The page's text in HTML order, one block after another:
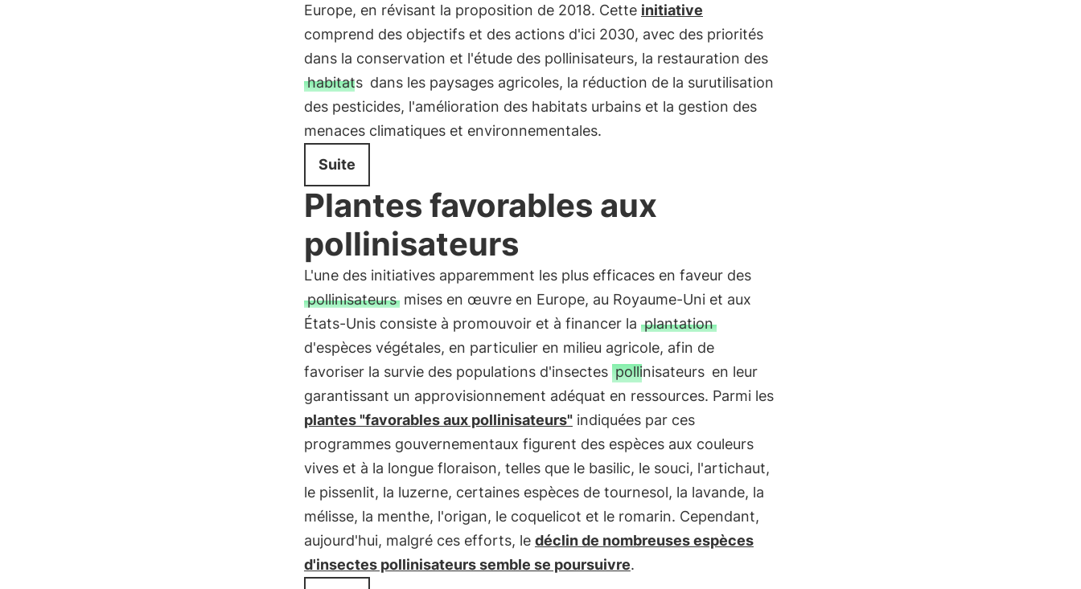
Europe, en révisant la proposition de 2018. Cette initiative
comprend des objectifs et des actions d'ici 2030, avec des priorités
dans la conservation et l'étude des pollinisateurs, la restauration des
habitats dans les paysages agricoles, la réduction de la surutilisation
des pesticides, l'amélioration des habitats urbains et la gestion des
menaces climatiques et environnementales.
Suite
Plantes favorables aux
pollinisateurs
L'une des initiatives apparemment les plus efficaces en faveur des
pollinisateursmises en œuvre en Europe, au Royaume-Uni et aux
États-Unis consiste à promouvoir et à financer la plantation
d'espèces végétales, en particulier en milieu agricole, afin de
favoriser la survie des populations d'insectes pollinisateurs en leur
garantissant un approvisionnement adéquat en ressources. Parmi les
plantes "favorables aux pollinisateurs"indiquées par ces
programmes gouvernementaux figurent des espèces aux couleurs
vives et à la longue floraison, telles que le basilic, le souci, l'artichaut,
le pissenlit, la luzerne, certaines espèces de tournesol, la lavande, la
mélisse, la menthe, l'origan, le coquelicot et le romarin. Cependant,
aujourd'hui, malgré ces efforts, le déclin de nombreuses espèces
d'insectes pollinisateurs semble se poursuivre.